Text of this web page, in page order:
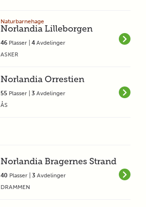
Naturbarnehage
Norlandia Lilleborgen
46 Plasser | 4 Avdelinger
ASKER
Norlandia Orrestien
55 Plasser | 3 Avdelinger
ÅS
Norlandia Bragernes Strand
40 Plasser | 3 Avdelinger
DRAMMEN